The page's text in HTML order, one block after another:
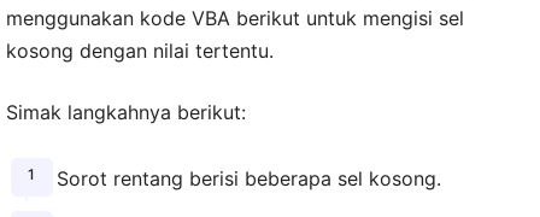
menggunakan kode VBA berikut untuk mengisi sel
kosong dengan nilai tertentu.
Simak langkahnya berikut:
Sorot rentang berisi beberapa sel kosong.